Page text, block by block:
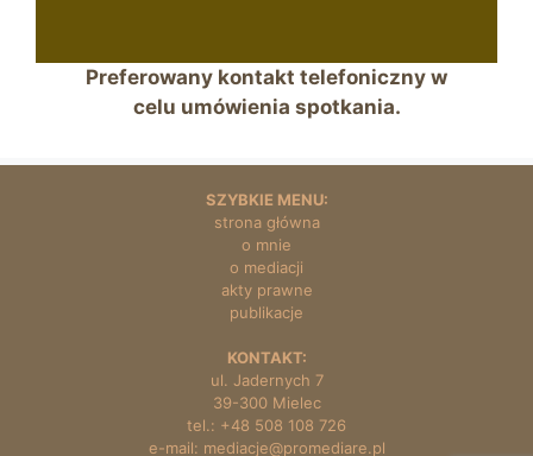
Preferowany kontakt telefoniczny w
celu umówienia spotkania.
SZYBKIE MENU:
strona główna
o mnie
o mediacji
akty prawne
publikacje
KONTAKT:
ul. Jadernych 7
39-300 Mielec
tel.: +48 508 108 726
e-mail: mediacje@promediare.pl